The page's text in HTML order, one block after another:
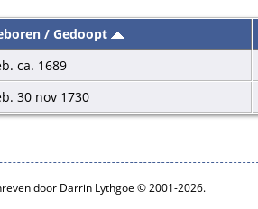
/ Gedoopt
ca. 1689
30 nov 1730
door Darrin Lythgoe © 2001-2026.